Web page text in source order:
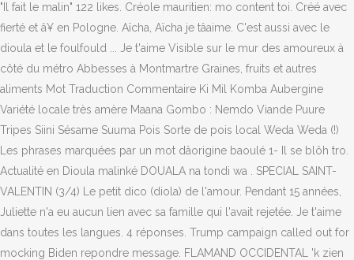
"Il fait le malin" 122 likes. Créole mauritien: mo content toi. Créé avec
fierté et â¥ en Pologne. Aïcha, Aïcha je tâaime. C'est aussi avec le
dioula et le foulfould ... Je t'aime Visible sur le mur des amoureux à
côté du métro Abbesses à Montmartre Graines, fruits et autres
aliments Mot Traduction Commentaire Ki Mil Komba Aubergine
Variété locale très amère Maana Gombo : Nemdo Viande Puure
Tripes Siini Sésame Suuma Pois Sorte de pois local Weda Weda (!)
Les phrases marquées par un mot dâorigine baoulé 1- Il se blôh tro.
Actualité en Dioula malinké DOUALA na tondi wa . SPECIAL SAINT-
VALENTIN (3/4) Le petit dico (diola) de l'amour. Pendant 15 années,
Juliette n'a eu aucun lien avec sa famille qui l'avait rejetée. Je t'aime
dans toutes les langues. 4 réponses. Trump campaign called out for
mocking Biden repondre message. FLAMAND OCCIDENTAL 'k zien